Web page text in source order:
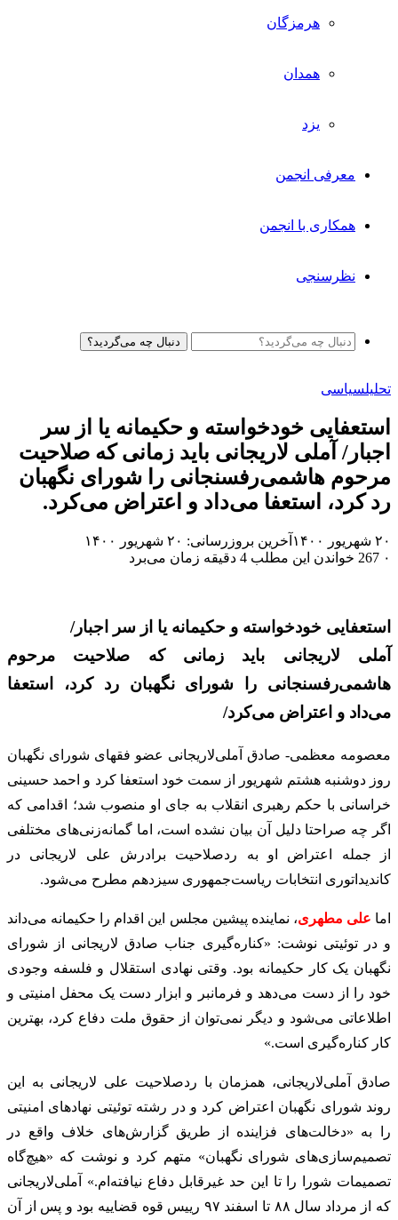
هرمزگان
همدان
یزد
معرفی انجمن
همکاری با انجمن
نظرسنجی
دنبال چه می‌گردید؟
تحلیلسیاسی
استعفایی خودخواسته و حکیمانه یا از سر
اجبار/ آملی لاریجانی باید زمانی که صلاحیت
مرحوم هاشمی‌رفسنجانی را شورای نگهبان
رد کرد، استعفا می‌داد و اعتراض می‌کرد.
۲۰ شهریور ۱۴۰۰
آخرین بروزرسانی: ۲۰ شهریور ۱۴۰۰
۰
خواندن این مطلب 4 دقیقه زمان می‌برد
استعفایی خودخواسته و حکیمانه یا از سر اجبار/
آملی لاریجانی باید زمانی که صلاحیت مرحوم
هاشمی‌رفسنجانی را شورای نگهبان رد کرد، استعفا
می‌داد و اعتراض می‌کرد/
معصومه معظمی- صادق آملی‌لاریجانی عضو فقهای شورای نگهبان
روز دوشنبه هشتم شهریور از سمت خود استعفا کرد و احمد حسینی
خراسانی با حکم رهبری انقلاب به جای او منصوب شد؛ اقدامی که
اگر چه صراحتا دلیل آن بیان نشده است، اما گمانه‌زنی‌های مختلفی
از جمله اعتراض او به ردصلاحیت برادرش علی لاریجانی در
کاندیداتوری انتخابات ریاست‌جمهوری سیزدهم مطرح می‌شود.
اما علی مطهری، نماینده پیشین مجلس این اقدام را حکیمانه می‌داند
و در توئیتی نوشت: «کناره‌گیری جناب صادق لاریجانی از شورای
نگهبان یک کار حکیمانه بود. وقتی نهادی استقلال و فلسفه وجودی
خود را از دست می‌دهد و فرمانبر و ابزار دست یک محفل امنیتی و
اطلاعاتی می‌شود و دیگر نمی‌توان از حقوق ملت دفاع کرد، بهترین
کار کناره‌گیری است.»
صادق آملی‌لاریجانی، همزمان با ردصلاحیت علی لاریجانی به این
روند شورای نگهبان اعتراض کرد و در رشته توئیتی نهادهای امنیتی
را به «دخالت‌های فزاینده از طریق گزارش‌های خلاف واقع در
تصمیم‌سازی‌های شورای نگهبان» متهم کرد و نوشت که «هیچ‌گاه
تصمیمات شورا را تا این حد غیرقابل دفاع نیافته‌ام.» آملی‌لاریجانی
که از مرداد سال ۸۸ تا اسفند ۹۷ رییس قوه قضاییه بود و پس از آن